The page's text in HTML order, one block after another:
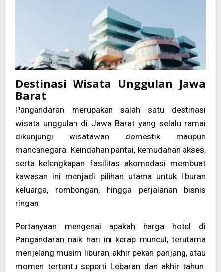
Destinasi Wisata Unggulan Jawa
Barat
Pangandaran merupakan salah satu destinasi
wisata unggulan di Jawa Barat yang selalu ramai
dikunjungi wisatawan domestik maupun
mancanegara. Keindahan pantai, kemudahan akses,
serta kelengkapan fasilitas akomodasi membuat
kawasan ini menjadi pilihan utama untuk liburan
keluarga, rombongan, hingga perjalanan bisnis
ringan.
Pertanyaan mengenai apakah harga hotel di
Pangandaran naik hari ini kerap muncul, terutama
menjelang musim liburan, akhir pekan panjang, atau
momen tertentu seperti Lebaran dan akhir tahun.